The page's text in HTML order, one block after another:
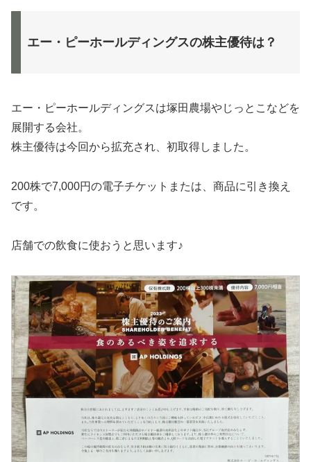
エー・ピーホールディングスの株主優待は？
エー・ピーホールディングスは塚田農場やじっとこなどを
展開する会社。
株主優待は今回から拡充され、初取得しました。
200株で7,000円の電子チケットまたは、商品に引き換え
です。
店舗での飲食に使おうと思います♪